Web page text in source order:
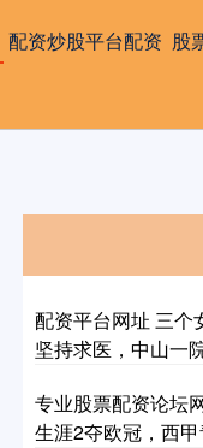
配资炒股平台配资 股
配资平台网址 三个
坚持求医，中山一
专业股票配资论坛
生涯2夺欧冠，西